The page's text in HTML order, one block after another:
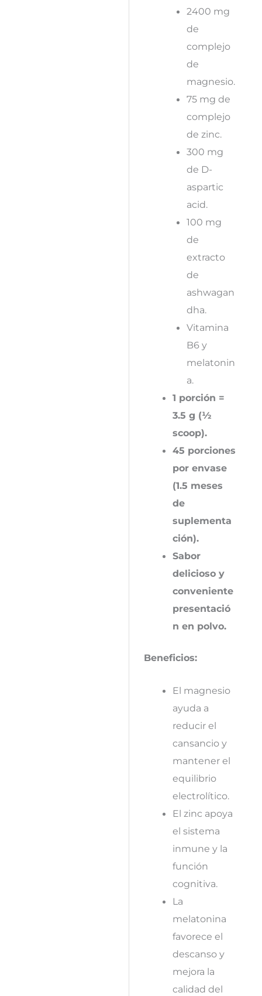
2400 mg
de
complejo
de
magnesio.
75 mg de
complejo
de zinc.
300 mg
de D-
aspartic
acid.
100 mg
de
extracto
de
ashwagan
dha.
Vitamina
B6 y
melatonin
a.
1 porción =
3.5 g (½
scoop).
45 porciones
por envase
(1.5 meses
de
suplementa
ción).
Sabor
delicioso y
conveniente
presentació
n en polvo.
Beneficios:
El magnesio
ayuda a
reducir el
cansancio y
mantener el
equilibrio
electrolítico.
El zinc apoya
el sistema
inmune y la
función
cognitiva.
La
melatonina
favorece el
descanso y
mejora la
calidad del